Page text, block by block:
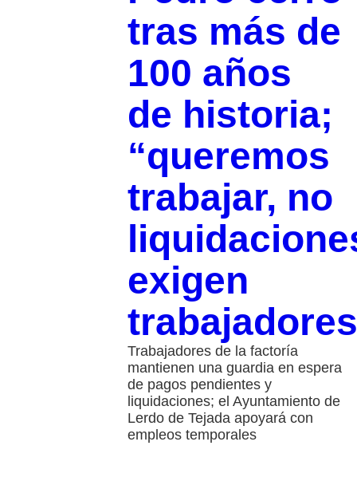
tras más de
100 años
de historia;
“queremos
trabajar, no
exigen
trabajadores
Trabajadores de la factoría
mantienen una guardia en espera
de pagos pendientes y
liquidaciones; el Ayuntamiento de
Lerdo de Tejada apoyará con
empleos temporales